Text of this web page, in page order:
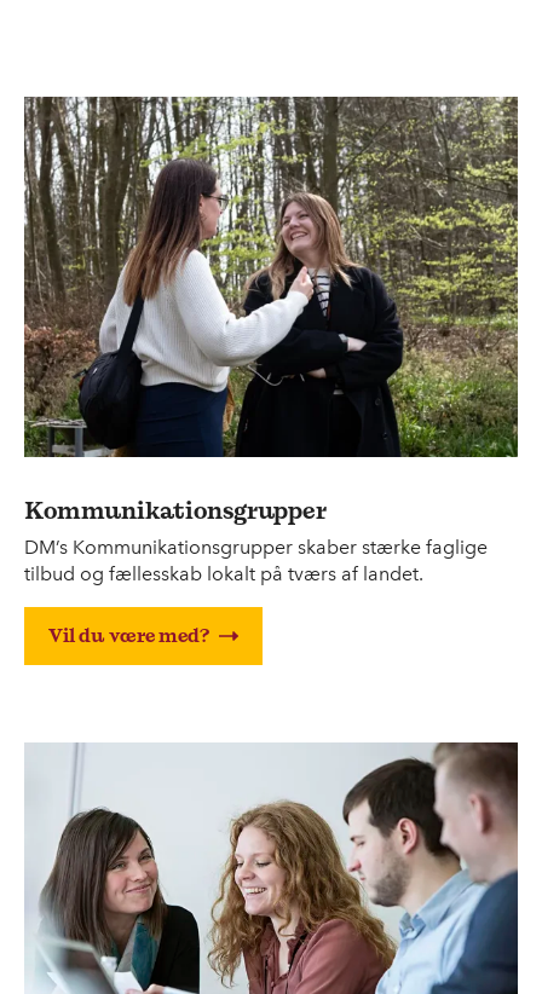
Kommunikationsgrupper
DM’s Kommunikationsgrupper skaber stærke faglige
tilbud og fællesskab lokalt på tværs af landet.
Vil du være med?